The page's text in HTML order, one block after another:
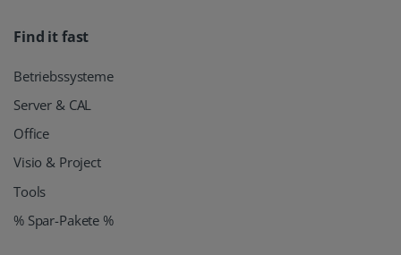
Find it fast
Betriebssysteme
Server & CAL
Office
Visio & Project
Tools
% Spar-Pakete %